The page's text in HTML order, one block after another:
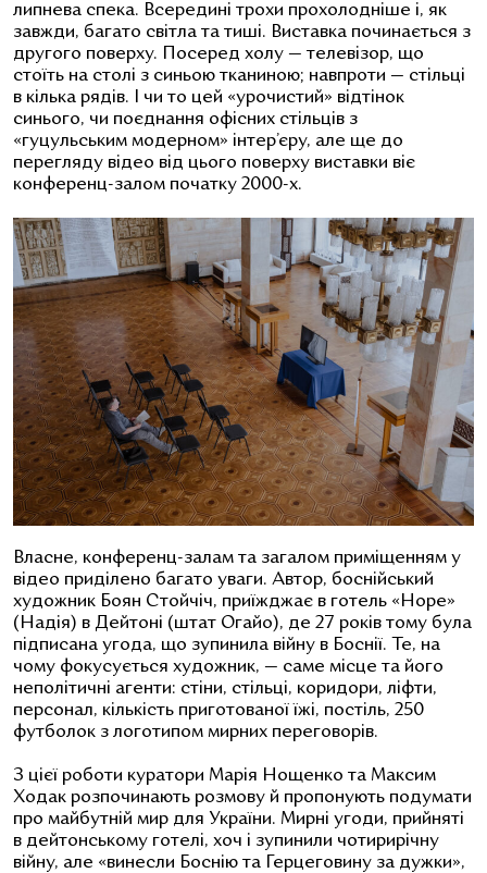
липнева спека. Всередині трохи прохолодніше і, як
завжди, багато світла та тиші. Виставка починається з
другого поверху. Посеред холу — телевізор, що
стоїть на столі з синьою тканиною; навпроти — стільці
в кілька рядів. І чи то цей «урочистий» відтінок
синього, чи поєднання офісних стільців з
«гуцульським модерном» інтер’єру, але ще до
перегляду відео від цього поверху виставки віє
конференц-залом початку 2000-х.
Власне, конференц-залам та загалом приміщенням у
відео приділено багато уваги. Автор, боснійський
художник Боян Стойчіч, приїжджає в готель «Hope»
(Надія) в Дейтоні (штат Огайо), де 27 років тому була
підписана угода, що зупинила війну в Боснії. Те, на
чому фокусується художник, — саме місце та його
неполітичні агенти: стіни, стільці, коридори, ліфти,
персонал, кількість приготованої їжі, постіль, 250
футболок з логотипом мирних переговорів.
З цієї роботи куратори Марія Нощенко та Максим
Ходак розпочинають розмову й пропонують подумати
про майбутній мир для України. Мирні угоди, прийняті
в дейтонському готелі, хоч і зупинили чотирирічну
війну, але «винесли Боснію та Герцеговину за дужки»,